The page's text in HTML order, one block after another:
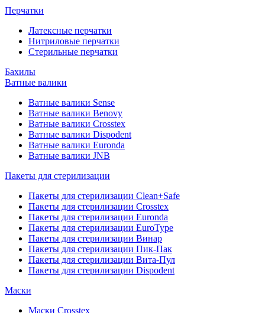
Перчатки
Латексные перчатки
Нитриловые перчатки
Стерильные перчатки
Бахилы
Ватные валики
Ватные валики Sense
Ватные валики Benovy
Ватные валики Crosstex
Ватные валики Dispodent
Ватные валики Euronda
Ватные валики JNB
Пакеты для стерилизации
Пакеты для стерилизации Clean+Safe
Пакеты для стерилизации Crosstex
Пакеты для стерилизации Euronda
Пакеты для стерилизации EuroType
Пакеты для стерилизации Винар
Пакеты для стерилизации Пик-Пак
Пакеты для стерилизации Вита-Пул
Пакеты для стерилизации Dispodent
Маски
Маски Crosstex